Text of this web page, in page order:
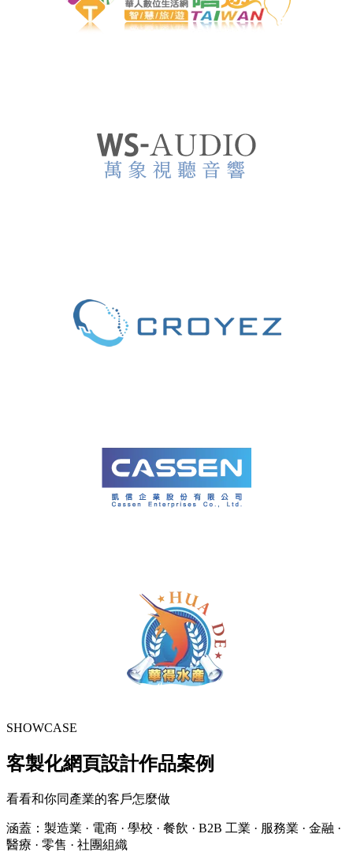
SHOWCASE
客製化網頁設計作品案例
看看和你同產業的客戶怎麼做
涵蓋：製造業 · 電商 · 學校 · 餐飲 · B2B 工業 · 服務業 · 金融 ·
醫療 · 零售 · 社團組織